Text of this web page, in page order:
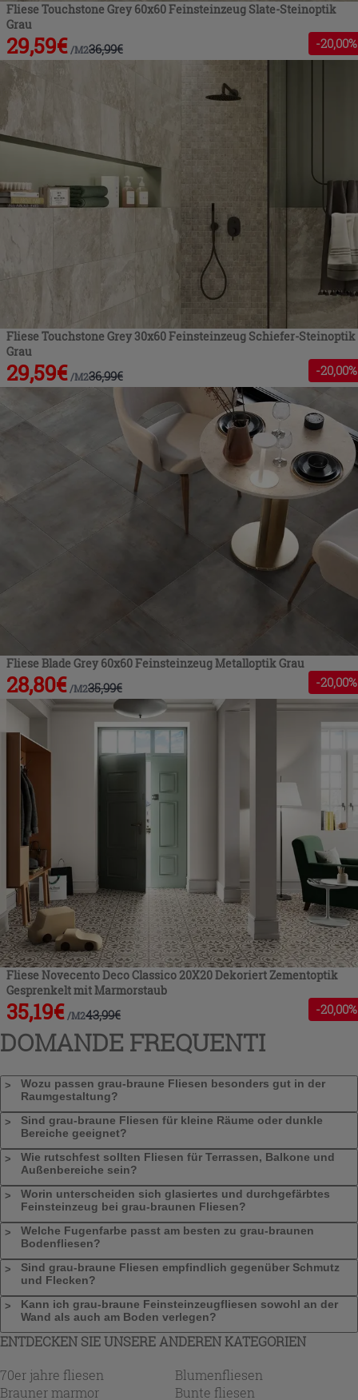
Fliese Touchstone Grey 60x60 Feinsteinzeug Slate-Steinoptik
Grau
29,59€ /M236,99€ -20,00%
Fliese Touchstone Grey 30x60 Feinsteinzeug Schiefer-Steinoptik
Grau
29,59€ /M236,99€ -20,00%
Fliese Blade Grey 60x60 Feinsteinzeug Metalloptik Grau
28,80€ /M235,99€ -20,00%
Fliese Novecento Deco Classico 20X20 Dekoriert Zementoptik
Gesprenkelt mit Marmorstaub
35,19€ /M243,99€ -20,00%
DOMANDE FREQUENTI
Wozu passen grau-braune Fliesen besonders gut in der
Raumgestaltung?
Sind grau-braune Fliesen für kleine Räume oder dunkle
Bereiche geeignet?
Wie rutschfest sollten Fliesen für Terrassen, Balkone und
Außenbereiche sein?
Worin unterscheiden sich glasiertes und durchgefärbtes
Feinsteinzeug bei grau-braunen Fliesen?
Welche Fugenfarbe passt am besten zu grau-braunen
Bodenfliesen?
Sind grau-braune Fliesen empfindlich gegenüber Schmutz
und Flecken?
Kann ich grau-braune Feinsteinzeugfliesen sowohl an der
Wand als auch am Boden verlegen?
ENTDECKEN SIE UNSERE ANDEREN KATEGORIEN
70er jahre fliesen
Blumenfliesen
Brauner marmor
Bunte fliesen